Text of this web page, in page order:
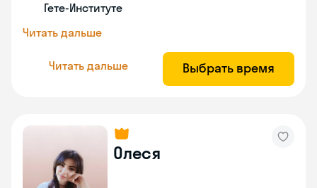
Гете-Институте
Читать дальше
Читать дальше Выбрать время
Олеся